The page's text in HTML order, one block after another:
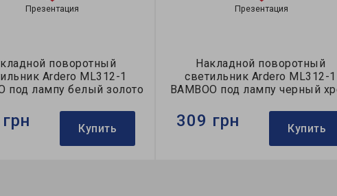
Презентация
поворотный
Ardero ML312-1
под лампу белый золото
Купить
Презентация
Накладной поворотный
светильник Ardero ML312-1
BAMBOO под лампу черный
309 грн Купить